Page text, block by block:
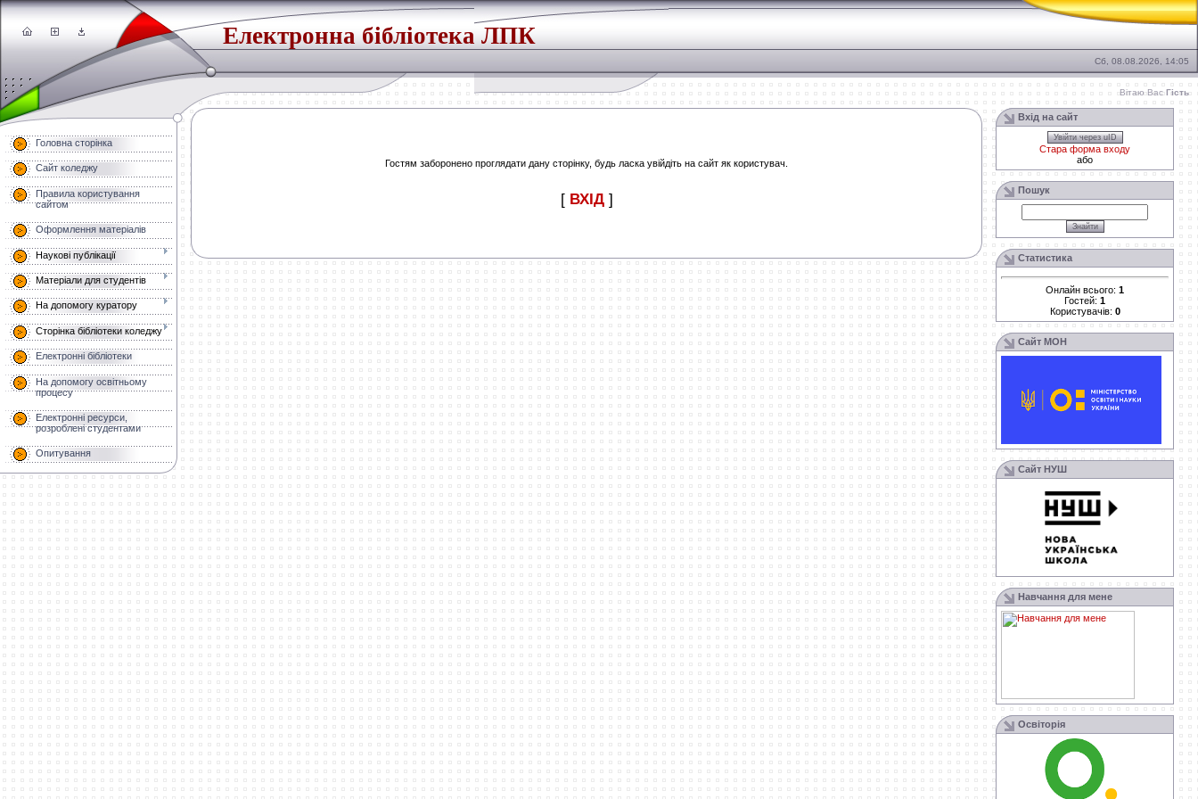
Електронна бібліотека ЛПК
Сб, 08.08.2026, 14:05
Вітаю Вас Гість
Головна сторінка
Сайт коледжу
Правила користування
сайтом
Оформлення матеріалів
Наукові публікації
Матеріали для студентів
На допомогу куратору
Сторінка бібліотеки коледжу
Електронні бібліотеки
На допомогу освітньому
процесу
Електронні ресурси,
розроблені студентами
Опитування
Гостям заборонено проглядати дану сторінку, будь ласка увійдіть на сайт як користувач.
[ ВХІД]
Вхід на сайт
Увійти через uID
Стара форма входу
або
Пошук
Статистика
Онлайн всього: 1
Гостей: 1
Користувачів: 0
Сайт МОН
Сайт НУШ
Навчання для мене
Освіторія